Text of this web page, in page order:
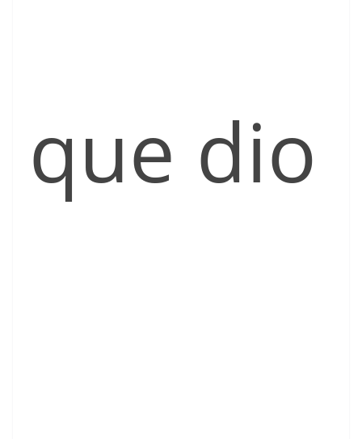
que dio